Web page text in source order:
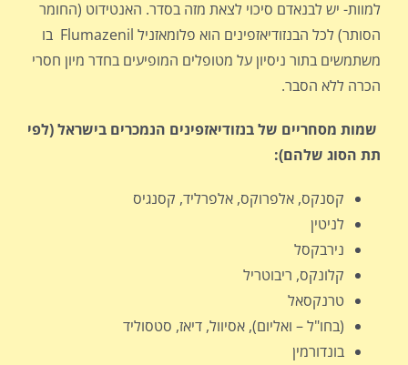
למוות- יש לבנאדם סיכוי לצאת מזה בסדר. האנטידוט (החומר
הסותר) לכל הבנזודיאזפינים הוא פלומאזניל Flumazenil בו
משתמשים בתור ניסיון על מטופלים המופיעים בחדר מיון חסרי
הכרה ללא הסבר.
שמות מסחריים של בנזודיאזפינים הנמכרים בישראל (לפי
תת הסוג שלהם):
קסנקס, אלפרוקס, אלפרליד, קסנגיס
לניטין
נירבקסל
קלונקס, ריבוטריל
טרנקסאל
(בחו"ל – ואליום), אסיוול, דיאז, סטסוליד
בונדורמין